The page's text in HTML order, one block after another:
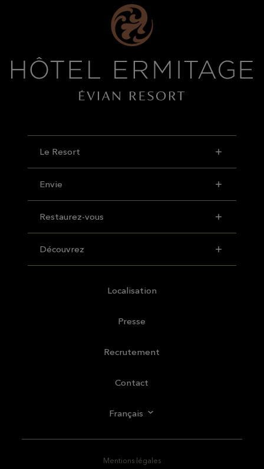
Le Resort
Envie
Restaurez-vous
Découvrez
Localisation
Presse
Recrutement
Contact
Français
Mentions légales